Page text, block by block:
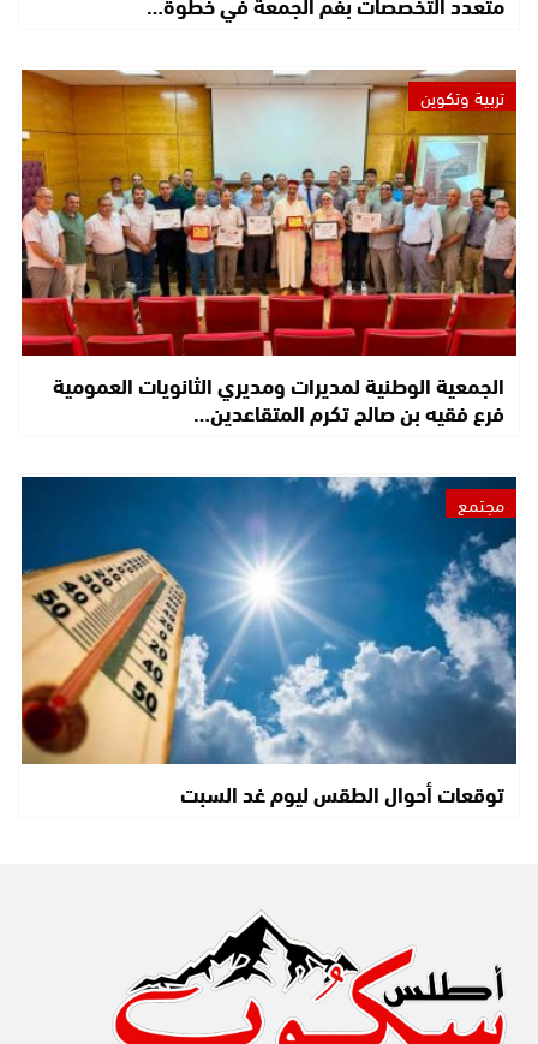
تربية وتكوين
الجمعية الوطنية لمديرات ومديري الثانويات العمومية
فرع فقيه بن صالح تكرم المتقاعدين…
مجتمع
توقعات أحوال الطقس ليوم غد السبت